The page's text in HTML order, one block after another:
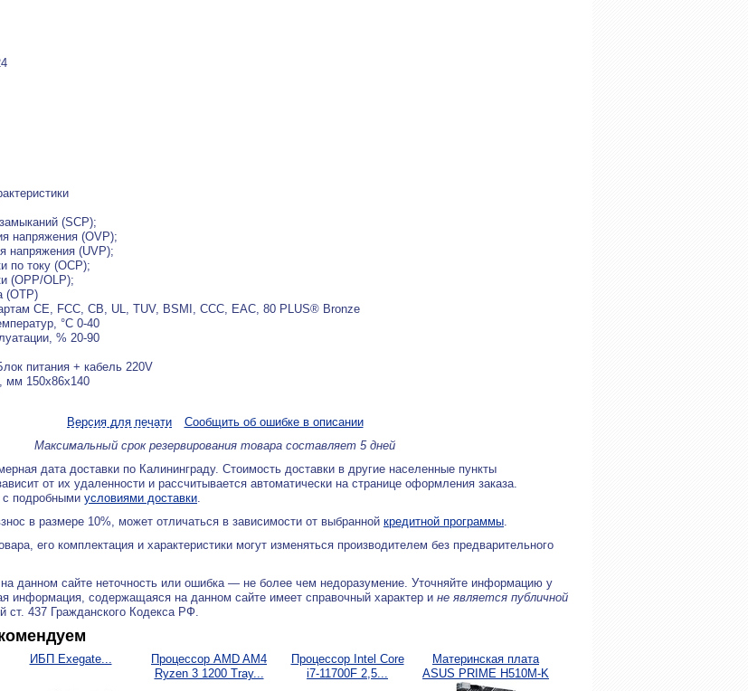
(SCP);
напряжения (OVP);
напряжения (UVP);
по току (OCP);
(OPP/OLP);
(OTP)
CE, FCC, CB, UL, TUV, BSMI, CCC, EAC, 80 PLUS® Bronze
°С 0-40
% 20-90
питания + кабель 220V
150x86x140
Версия для печати
Сообщить об ошибке в описании
Максимальный срок резервирования товара составляет 5 дней
дата доставки по Калининграду. Стоимость доставки в другие населенные пункты
от их удаленности и рассчитывается автоматически на странице оформления заказа.
с подробными условиями доставки.
в размере 10%, может отличаться в зависимости от выбранной кредитной программы.
его комплектация и характеристики могут изменяться производителем без предварительного
данном сайте неточность или ошибка — не более чем недоразумение. Уточняйте информацию у
информация, содержащаяся на данном сайте имеет справочный характер и не является публичной
ст. 437 Гражданского Кодекса РФ.
ИБП Exegate...
Процессор AMD AM4
Ryzen 3 1200 Tray...
Процессор Intel Core
i7-11700F 2,5...
Материнская плата
ASUS PRIME H510M-K